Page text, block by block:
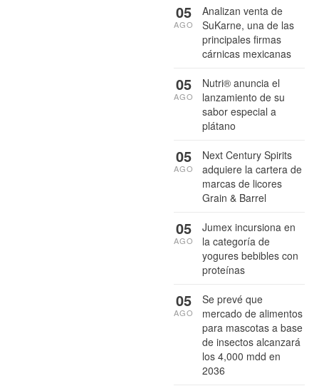
Analizan venta de
SuKarne, una de las
principales firmas
cárnicas mexicanas
05
AGO
Nutri® anuncia el
lanzamiento de su
sabor especial a
plátano
05
AGO
Next Century Spirits
adquiere la cartera de
marcas de licores
Grain & Barrel
05
AGO
Jumex incursiona en
la categoría de
yogures bebibles con
proteínas
05
AGO
Se prevé que
mercado de alimentos
para mascotas a base
de insectos alcanzará
los 4,000 mdd en
2036
05
AGO